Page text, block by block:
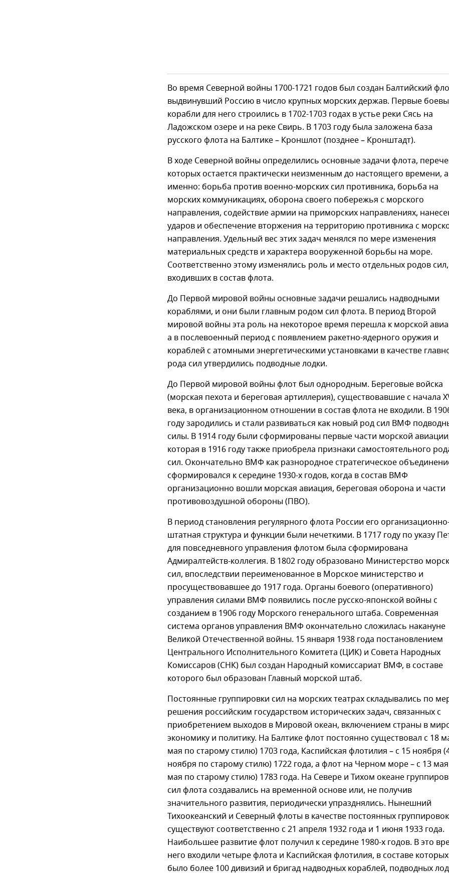
Во время Северной войны 1700-1721 годов был создан Балтийский
выдвинувший Россию в число крупных морских держав. Первые
корабли для него строились в 1702-1703 годах в устье реки Сясь на
Ладожском озере и на реке Свирь. В 1703 году была заложена база
русского флота на Балтике – Кроншлот (позднее – Кронштадт).
В ходе Северной войны определились основные задачи флота,
которых остается практически неизменным до настоящего времени, а
именно: борьба против военно-морских сил противника, борьба на
морских коммуникациях, оборона своего побережья с морского
направления, содействие армии на приморских направлениях,
ударов и обеспечение вторжения на территорию противника с
направления. Удельный вес этих задач менялся по мере изменения
материальных средств и характера вооруженной борьбы на море.
Соответственно этому изменялись роль и место отдельных родов сил,
входивших в состав флота.
До Первой мировой войны основные задачи решались надводными
кораблями, и они были главным родом сил флота. В период Второй
мировой войны эта роль на некоторое время перешла к морской
а в послевоенный период с появлением ракетно-ядерного оружия и
кораблей с атомными энергетическими установками в качестве
рода сил утвердились подводные лодки.
До Первой мировой войны флот был однородным. Береговые войска
(морская пехота и береговая артиллерия), существовавшие с начала
века, в организационном отношении в состав флота не входили. В
году зародились и стали развиваться как новый род сил ВМФ
силы. В 1914 году были сформированы первые части морской
которая в 1916 году также приобрела признаки самостоятельного
сил. Окончательно ВМФ как разнородное стратегическое
сформировался к середине 1930-х годов, когда в состав ВМФ
организационно вошли морская авиация, береговая оборона и части
противовоздушной обороны (ПВО).
В период становления регулярного флота России его
штатная структура и функции были нечеткими. В 1717 году по указу
для повседневного управления флотом была сформирована
Адмиралтейств-коллегия. В 1802 году образовано Министерство
сил, впоследствии переименованное в Морское министерство и
просуществовавшее до 1917 года. Органы боевого (оперативного)
управления силами ВМФ появились после русско-японской войны с
созданием в 1906 году Морского генерального штаба. Современная
система органов управления ВМФ окончательно сложилась накануне
Великой Отечественной войны. 15 января 1938 года постановлением
Центрального Исполнительного Комитета (ЦИК) и Совета Народных
Комиссаров (СНК) был создан Народный комиссариат ВМФ, в составе
которого был образован Главный морской штаб.
Постоянные группировки сил на морских театрах складывались по
решения российским государством исторических задач, связанных с
приобретением выходов в Мировой океан, включением страны в
экономику и политику. На Балтике флот постоянно существовал с 18
мая по старому стилю) 1703 года, Каспийская флотилия – с 15 ноября
ноября по старому стилю) 1722 года, а флот на Черном море – с 13
мая по старому стилю) 1783 года. На Севере и Тихом океане
сил флота создавались на временной основе или, не получив
значительного развития, периодически упразднялись. Нынешний
Тихоокеанский и Северный флоты в качестве постоянных группировок
существуют соответственно с 21 апреля 1932 года и 1 июня 1933 года.
Наибольшее развитие флот получил к середине 1980-х годов. В это
него входили четыре флота и Каспийская флотилия, в составе которых
было более 100 дивизий и бригад надводных кораблей, подводных